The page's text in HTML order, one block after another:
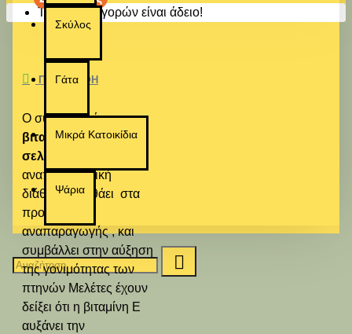
Σκύλος
Γάτα
Μικρά Κατοικίδια
Ψάρια
Το καλάθι αγορών είναι άδειο!
ΠΕΡΙΓΡΑΦΉ
Ο συνδυασμόςτης
βιταμίνη Ε και του
σεληνίου
αναπαραγωγική
διάθεση βοηθάει στα
προβλήματα
αναπαραγωγής , και
συμβάλλει στην αύξηση
της γονιμότητας των
πτηνών Μελέτες έχουν
δείξει ότι η βιταμίνη Ε
αυξάνει την